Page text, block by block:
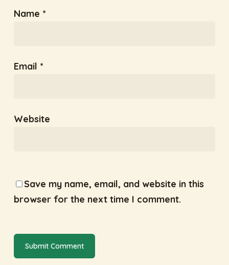
Name *
Email *
Website
Save my name, email, and website in this
browser for the next time I comment.